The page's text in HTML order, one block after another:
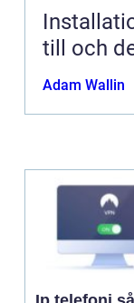
till och
Adam Wallin